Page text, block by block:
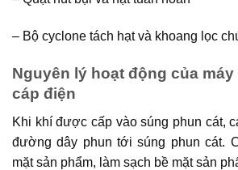
– Bộ cyclone tách hạt và khoang lọc
Nguyên lý hoạt động của
cáp điện
Khi khí được cấp vào súng phun cát,
đường dây phun tới súng phun cát.
mặt sản phẩm, làm sạch bề mặt sản